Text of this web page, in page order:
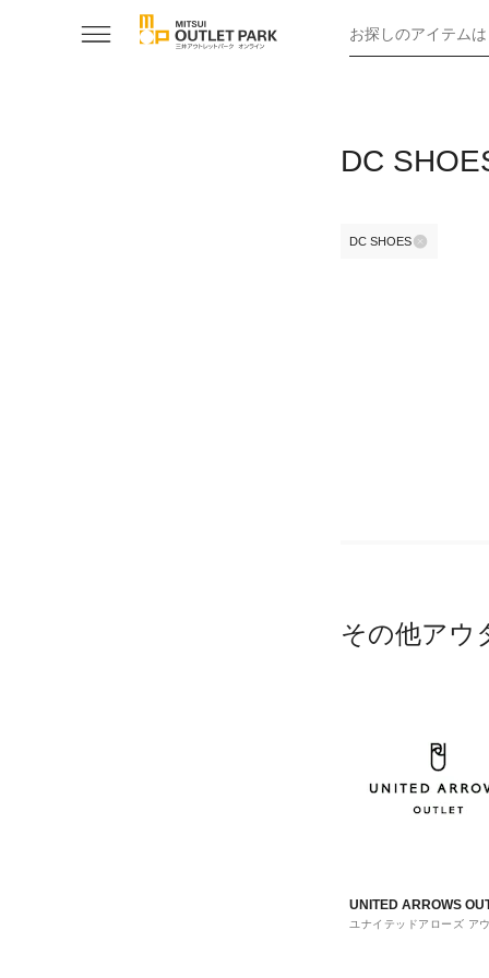
お探しのアイテム
DC
DC SHOES
その他アウ
UNITED ARROWS
ユナイテッドアローズ ア